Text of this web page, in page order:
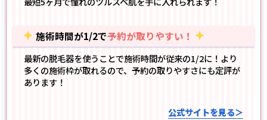
施術時間が1/2で予約が取りやすい！
最新の脱毛器を使うことで施術時間が従来の1/2に！より
多くの施術枠が取れるので、予約の取りやすさにも定評が
あります！
公式サイトを見る＞